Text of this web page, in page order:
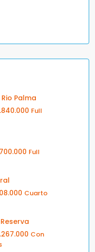
Palma
Full
Full
Cuarto
Con